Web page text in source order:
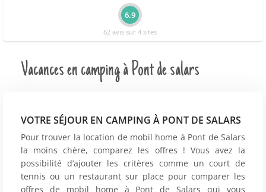
6.9
62 avis sur 4 sites
Vacances en camping à Pont de salars
VOTRE SÉJOUR EN CAMPING À PONT DE SALARS
Pour trouver la location de mobil home à Pont de Salars
la moins chère, comparez les offres ! Vous avez la
possibilité d’ajouter les critères comme un court de
tennis ou un restaurant sur place pour comparer les
offres de mobil home à Pont de Salars qui vous